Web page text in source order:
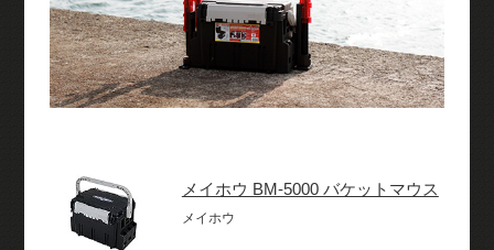
メイホウ BM-5000 バケットマウス
メイホウ